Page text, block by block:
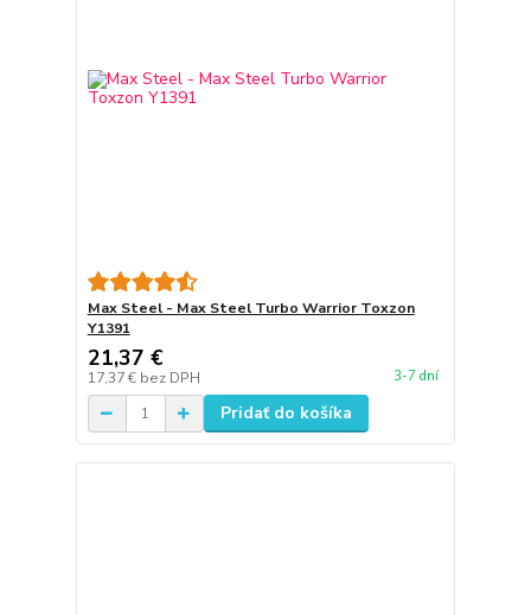
Max Steel - Max Steel Turbo Warrior Toxzon
Y1391
21,37 €
17,37 € bez DPH 3-7 dní
Pridať do košíka